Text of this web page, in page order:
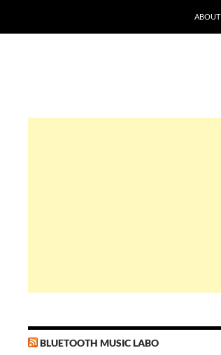
ABOUT
BLUETOOTH MUSIC LABO